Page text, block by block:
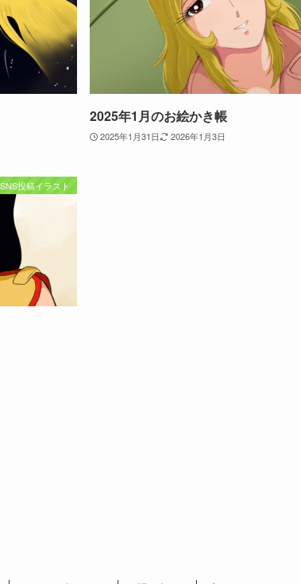
2025年1月のお絵かき帳
2025年1月31日 2026年1月3日
SNS投稿イラスト